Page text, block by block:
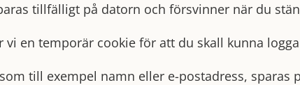
tillfälligt på datorn och försvinner när du
vi en temporär cookie för att du skall kunna
till exempel namn eller e-postadress, sparas